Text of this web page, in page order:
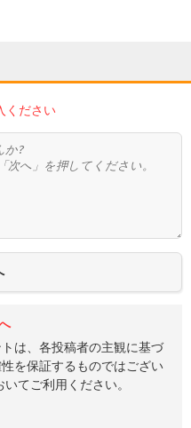
ください
は、各投稿者の主観に基づ
を保証するものではござい
てご利用ください。